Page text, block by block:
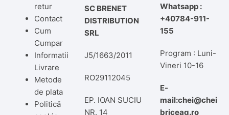
retur
Contact
Cum
Cumpar
Informatii
Livrare
Metode
de plata
Politică
SC BRENET
DISTRIBUTION
SRL
J5/1663/2011
RO29112045
EP. IOAN SUCIU
NR. 14
Whatsapp :
+40784-911-
155
Program : Luni-
Vineri 10-16
E-
mail:chei@chei
briceag.ro